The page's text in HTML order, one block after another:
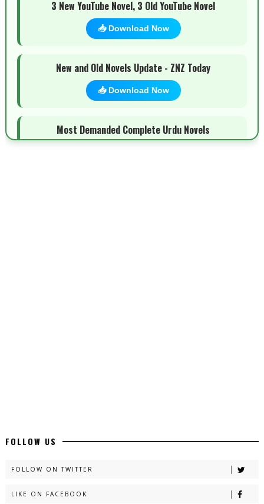
3 New YouTube Novel, 3 Old YouTube Novel
📥 Download Now
New and Old Novels Update - ZNZ Today
📥 Download Now
Most Demanded Complete Urdu Novels
New Long Web Special Novels - ZNZ Today
FOLLOW US
FOLLOW ON TWITTER
LIKE ON FACEBOOK